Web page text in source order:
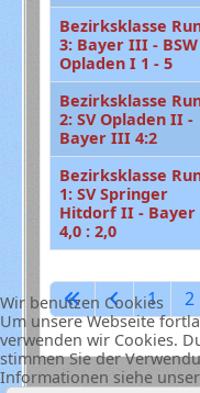
Bezirksklasse
3: Bayer III - BSW
Opladen I 1 - 5
Bezirksklasse
2: SV Opladen II -
Bayer III 4:2
Bezirksklasse
1: SV Springer
Hitdorf II -
4,0 : 2,0
1 2
Wir benutzen Cookies
Um unsere Webseite
verwenden wir Cookies.
stimmen Sie der
Informationen siehe